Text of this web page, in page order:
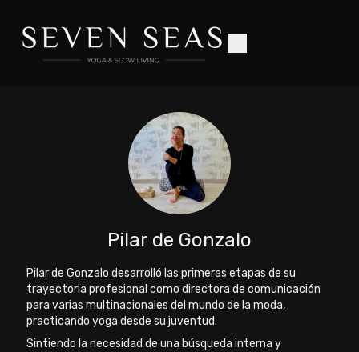
Pilar de Gonzalo
Pilar de Gonzalo desarrolló las primeras etapas de su
trayectoria profesional como directora de comunicación
para varias multinacionales del mundo de la moda,
practicando yoga desde su juventud.
Sintiendo la necesidad de una búsqueda interna y